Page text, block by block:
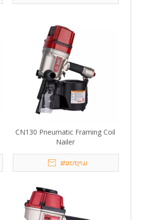
CN130 Pneumatic Framing Coil
Nailer
ສອບຖາມ